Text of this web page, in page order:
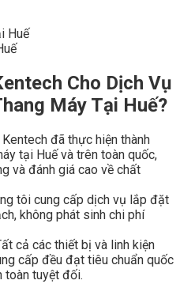
Cho Dịch Vụ
Máy Tại Huế?
Kentech đã thực hiện thành
tại Huế và trên toàn quốc,
và đánh giá cao về chất
tôi cung cấp dịch vụ lắp đặt
không phát sinh chi phí
cả các thiết bị và linh kiện
cấp đều đạt tiêu chuẩn quốc
toàn tuyệt đối.